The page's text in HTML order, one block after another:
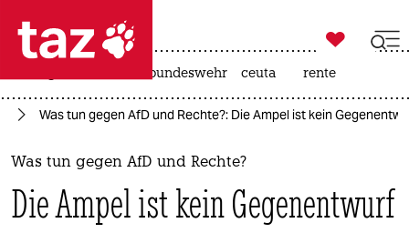
 taz zahl ich
taz zahl ich
themen
politik

taz zahl ich
bundeswehr ceuta rente
Was tun gegen AfD und Rechte?: Die Ampel ist kein
Was tun gegen AfD und Rechte?
Die Ampel ist kein Gegenentwurf